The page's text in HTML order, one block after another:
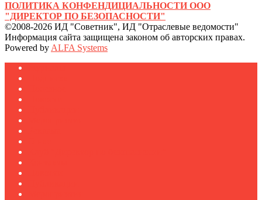
ПОЛИТИКА КОНФЕНДИЦИАЛЬНОСТИ ООО
"ДИРЕКТОР ПО БЕЗОПАСНОСТИ"
©2008-2026 ИД "Советник", ИД "Отраслевые ведомости"
Информация сайта защищена законом об авторских правах.
Powered by ALFA Systems